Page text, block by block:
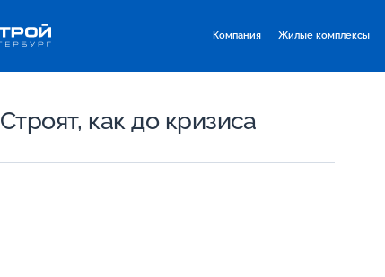
Компания Жилые комплексы
Строят, как до кризиса